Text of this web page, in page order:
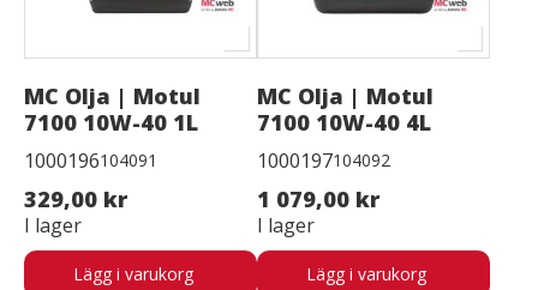
MC Olja | Motul
7100 10W-40 1L
1000196104091
329,00 kr
I lager
Lägg i varukorg
MC Olja | Motul
7100 10W-40 4L
1000197104092
1 079,00 kr
I lager
Lägg i varukorg